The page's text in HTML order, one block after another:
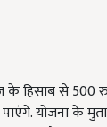
के हिसाब से 500
योजना के